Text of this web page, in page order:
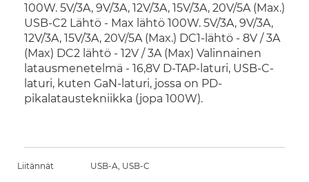
100W. 5V/3A, 9V/3A, 12V/3A, 15V/3A, 20V/5A (Max.)
USB-C2 Lähtö - Max lähtö 100W. 5V/3A, 9V/3A,
12V/3A, 15V/3A, 20V/5A (Max.) DC1-lähtö - 8V / 3A
(Max) DC2 lähtö - 12V / 3A (Max) Valinnainen
latausmenetelmä - 16,8V D-TAP-laturi, USB-C-
laturi, kuten GaN-laturi, jossa on PD-
pikalataustekniikka (jopa 100W).
Liitännät USB-A, USB-C